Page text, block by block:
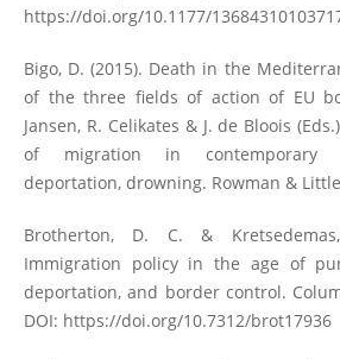
https://doi.org/10.1177/
Bigo, D. (2015). Death in the
of the three fields of action of EU
Jansen, R. Celikates & J. de Bloois
of migration in contemporary
deportation, drowning. Rowman &
Brotherton, D. C. &
Immigration policy in the age of
deportation, and border control.
DOI: https://doi.org/10.7312/brot17936